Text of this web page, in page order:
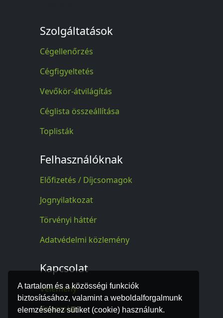
A tartalom és a közösségi funkciók
biztosításához, valamint a weboldalforgalmunk
elemzéséhez sütiket (cookie) használunk.
Szolgáltatások
Cégellenőrzés
Cégfigyeltetés
Vevőkör-átvilágítás
Céglista összeállítása
Toplisták
Felhasználóknak
Előfizetés / Díjcsomagok
Jognyilatkozat
Törvényi háttér
Adatvédelmi közlemény
Kapcsolat
Vélemény
Kapcsolat